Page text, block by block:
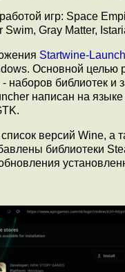
игр: Space
Gray Matter,
Startwine-
Основной целью
наборов библиотек
написан на языке
версий Wine,
библиотеки